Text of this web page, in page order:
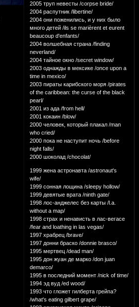
2005 труп невесты /corpse bride/
2004 распутник /libertine/
2004 они поженились, и у них было
много детей /ils se marièrent et eurent
beaucoup d'enfants/
2004 волшебная страна /finding
neverland/
2004 тайное окно /secret window/
2003 однажды в мексике /once upon a
time in mexico/
2003 пираты карибского моря /pirates
of the caribbean: the curse of the black
pearl/
2001 из ада /from hell/
2001 кокаин /blow/
2000 человек, который плакал /man
who cried/
2000 пока не наступит ночь /before
night falls/
2000 шоколад /chocolat/
1999 жена астронавта /astronaut's
wife/
1999 сонная лощина /sleepy hollow/
1999 девятые врата /ninth gate/
1998 лос-анджелес без карты /l.a.
without a map/
1998 страх и ненависть в лас-вегасе
/fear and loathing in las vegas/
1997 храбрец /brave/
1997 донни браско /donnie brasco/
1995 мертвец /dead man/
1995 дон жуан де марко /don juan
demarco/
1995 в последний момент /nick of time/
1994 эд вуд /ed wood/
1993 что гложет гилберта грейпа?
/what's eating gilbert grape/